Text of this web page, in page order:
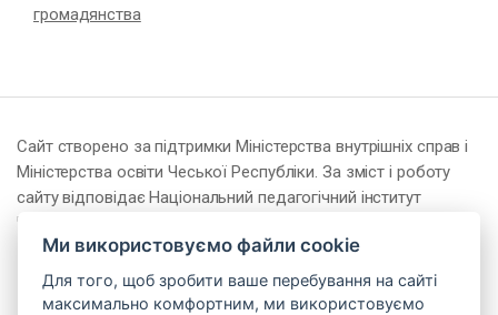
громадянства
Сайт створено за підтримки Міністерства внутрішніх справ і
Міністерства освіти Чеської Республіки. За зміст і роботу
сайту відповідає Національний педагогічний інститут
Чеської Республіки (NPI ČR).
Ми використовуємо файли cookie
Для того, щоб зробити ваше перебування на сайті
максимально комфортним, ми використовуємо